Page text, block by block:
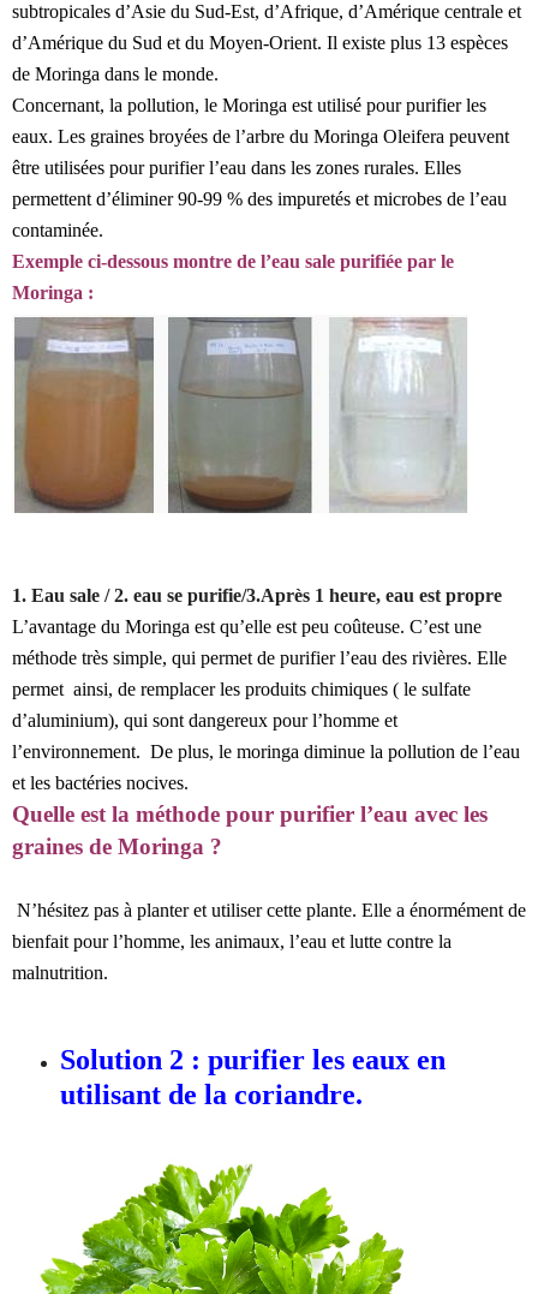
subtropicales d’Asie du Sud-Est, d’Afrique, d’Amérique centrale et
d’Amérique du Sud et du Moyen-Orient. Il existe plus 13 espèces
de Moringa dans le monde.
Concernant, la pollution, le Moringa est utilisé pour purifier les
eaux. Les graines broyées de l’arbre du Moringa Oleifera peuvent
être utilisées pour purifier l’eau dans les zones rurales. Elles
permettent d’éliminer 90-99 % des impuretés et microbes de l’eau
contaminée.
Exemple ci-dessous montre de l’eau sale purifiée par le
Moringa :
1. Eau sale / 2. eau se purifie/3.Après 1 heure, eau est propre
L’avantage du Moringa est qu’elle est peu coûteuse. C’est une
méthode très simple, qui permet de purifier l’eau des rivières. Elle
permet ainsi, de remplacer les produits chimiques ( le sulfate
d’aluminium), qui sont dangereux pour l’homme et
l’environnement. De plus, le moringa diminue la pollution de l’eau
et les bactéries nocives.
Quelle est la méthode pour purifier l’eau avec les
graines de Moringa ?
N’hésitez pas à planter et utiliser cette plante. Elle a énormément de
bienfait pour l’homme, les animaux, l’eau et lutte contre la
malnutrition.
Solution 2 : purifier les eaux en
utilisant de la coriandre.